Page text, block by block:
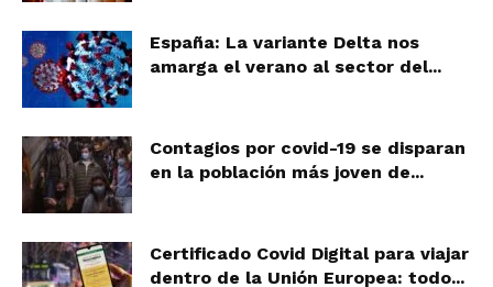
España: La variante Delta nos
amarga el verano al sector del...
Contagios por covid-19 se disparan
en la población más joven de...
Certificado Covid Digital para viajar
dentro de la Unión Europea: todo...